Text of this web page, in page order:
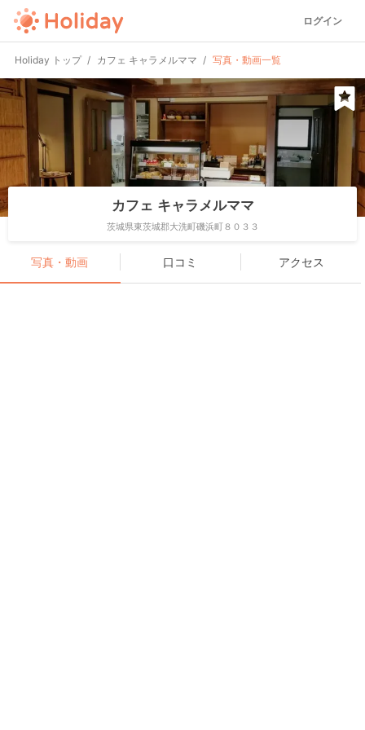
ログイン
Holiday トップ カフェ キャラメルママ 写真・動画一覧
カフェ キャラメルママ
茨城県東茨城郡大洗町磯浜町８０３３
写真・動画 口コミ アクセス